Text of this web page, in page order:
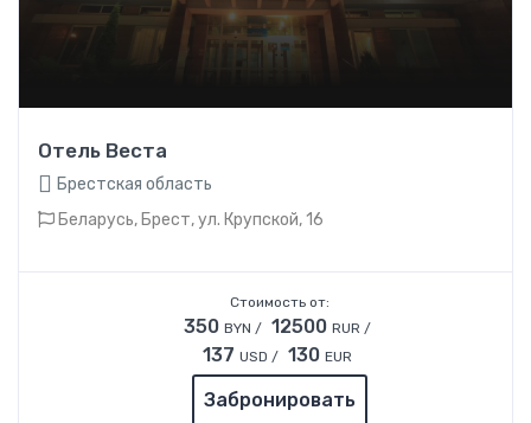
Отель Веста
Брестская область
Беларусь, Брест, ул. Крупской, 16
Стоимость от:
350 BYN / 12500 RUR /
137 USD / 130 EUR
Забронировать